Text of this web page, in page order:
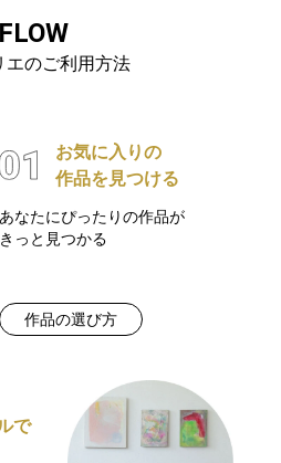
FLOW
エのご利用方法
お気に入りの
作品を見つける
あなたにぴったりの作品が
きっと見つかる
作品の選び方
で